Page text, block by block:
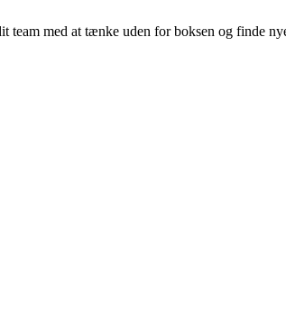
team med at tænke uden for boksen og finde